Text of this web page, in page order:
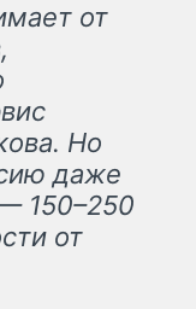
от
Но
даже
150–250
от